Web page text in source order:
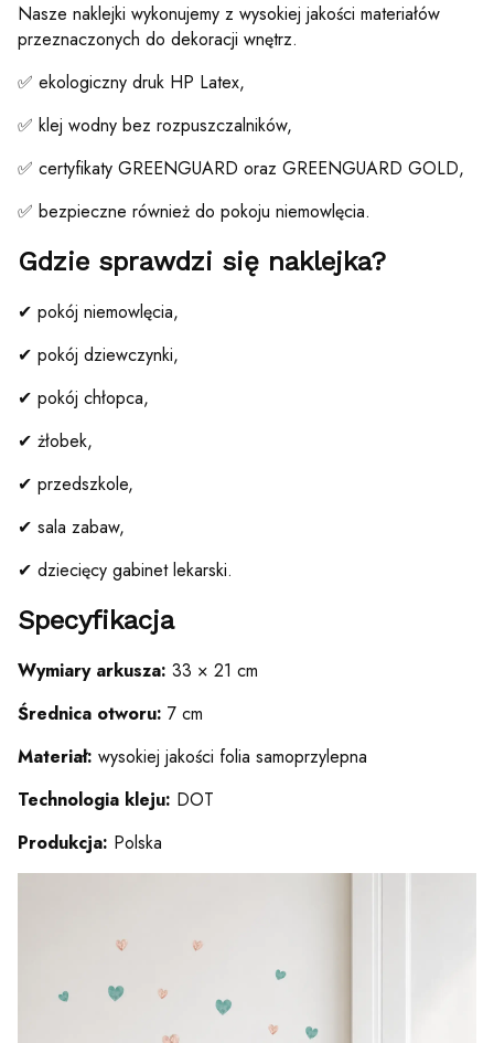
Nasze naklejki wykonujemy z wysokiej jakości materiałów
przeznaczonych do dekoracji wnętrz.
✅ ekologiczny druk HP Latex,
✅ klej wodny bez rozpuszczalników,
✅ certyfikaty GREENGUARD oraz GREENGUARD GOLD,
✅ bezpieczne również do pokoju niemowlęcia.
Gdzie sprawdzi się naklejka?
✔ pokój niemowlęcia,
✔ pokój dziewczynki,
✔ pokój chłopca,
✔ żłobek,
✔ przedszkole,
✔ sala zabaw,
✔ dziecięcy gabinet lekarski.
Specyfikacja
Wymiary arkusza: 33 × 21 cm
Średnica otworu: 7 cm
Materiał: wysokiej jakości folia samoprzylepna
Technologia kleju: DOT
Produkcja: Polska